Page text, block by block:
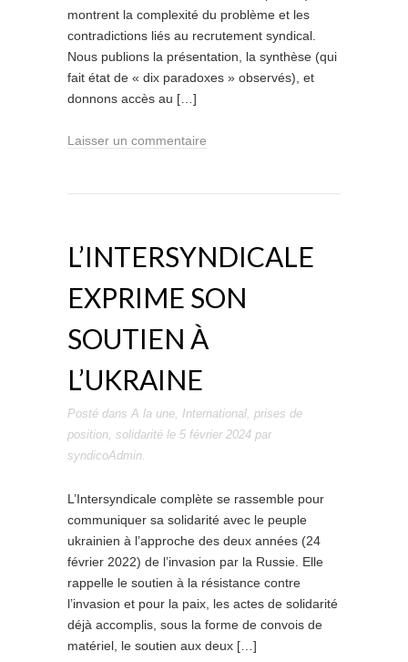
montrent la complexité du problème et les
contradictions liés au recrutement syndical.
Nous publions la présentation, la synthèse (qui
fait état de « dix paradoxes » observés), et
donnons accès au […]
Laisser un commentaire
L’INTERSYNDICALE
EXPRIME SON
SOUTIEN À
L’UKRAINE
Posté dans A la une, International, prises de
position, solidarité le 5 février 2024 par
syndicoAdmin.
L’Intersyndicale complète se rassemble pour
communiquer sa solidarité avec le peuple
ukrainien à l’approche des deux années (24
février 2022) de l’invasion par la Russie. Elle
rappelle le soutien à la résistance contre
l’invasion et pour la paix, les actes de solidarité
déjà accomplis, sous la forme de convois de
matériel, le soutien aux deux […]